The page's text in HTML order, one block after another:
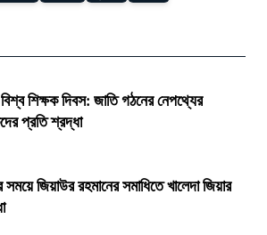
শিক্ষক দিবস: জাতি গঠনের নেপথ্যের
প্রতি শ্রদ্ধা
সময়ে জিয়াউর রহমানের সমাধিতে খালেদা জিয়ার